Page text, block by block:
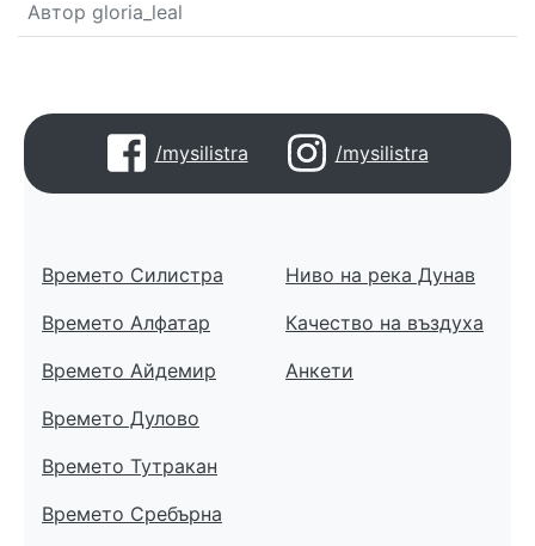
Автор gloria_leal
/mysilistra /mysilistra
Времето Силистра
Времето Алфатар
Времето Айдемир
Времето Дулово
Времето Тутракан
Времето Сребърна
Ниво на река Дунав
Качество на въздуха
Анкети